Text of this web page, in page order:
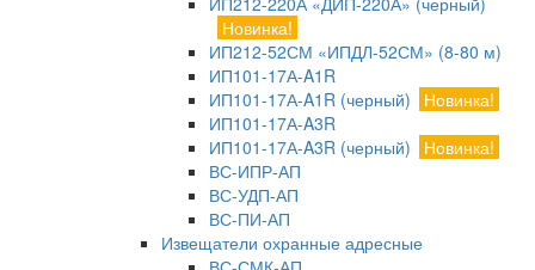
Новинка!
ИП212-52СМ «ИПДЛ-52СМ» (8-80 м)
ИП101-17А-A1R
ИП101-17А-A1R (черный)
Новинка!
ИП101-17А-A3R
ИП101-17А-A3R (черный)
Новинка!
ВС-ИПР-АП
ВС-УДП-АП
ВС-ПИ-АП
Извещатели охранные адресные